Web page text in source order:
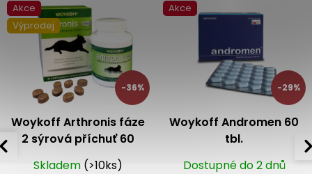
p
Akce
Výprodej
-36%
Woykoff Arthronis fáze
2 sýrová příchuť 60
tbl.DMT:31/03/26
Skladem (>10ks)
Akce
-29%
Woykoff Andromen 60
tbl.
Dostupné do 2 dnů